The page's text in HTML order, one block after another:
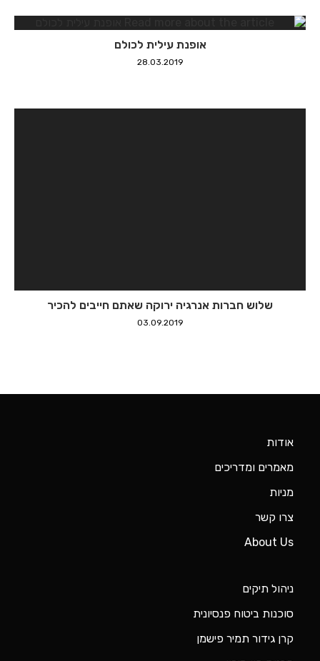
אודות
About Us
ניהול תיקים
סוכנות ביטוח פנסיונית
קרן גידור תמיר פישמן
קרנות הון סיכון
קרנות נאמנות
תנאי שימוש
מדיניות פרטיות
הצהרת נגישות